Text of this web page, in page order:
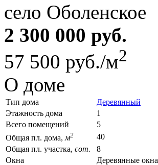
село Оболенское
2 300 000 руб.
57 500 руб./м2
О доме
Тип дома
Деревянный
Этажность дома
1
Всего помещений
5
Общая пл. дома, м2
40
Общая пл. участка, сот.
8
Окна
Деревянные окна